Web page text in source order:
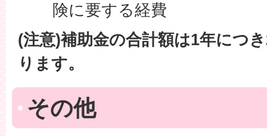
険に要する経費
(注意)補助金の合計額は1年につ
ります。
その他